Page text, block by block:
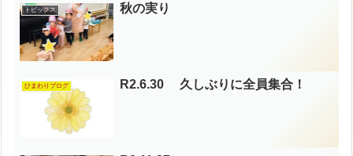
トピックス 秋の実り
ひまわりブログ R2.6.30 久しぶりに全員集合！